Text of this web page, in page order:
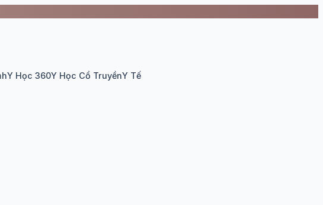
Y Học 360Y Học Cổ TruyềnY Tế